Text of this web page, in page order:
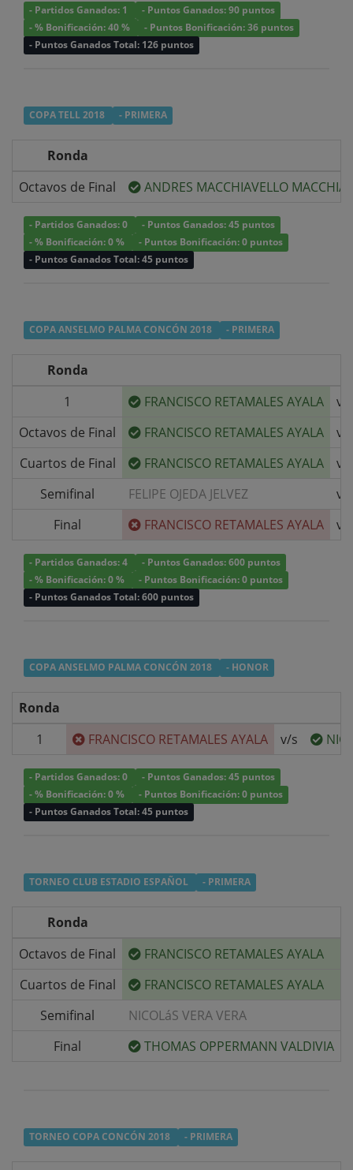
- Partidos Ganados: 1
- Puntos Ganados: 90 puntos
- % Bonificación: 40 %
- Puntos Bonificación: 36 puntos
- Puntos Ganados Total: 126 puntos
COPA TELL 2018 - PRIMERA
Ronda
Octavos de Final
ANDRES MACCHIAVELLO
- Partidos Ganados: 0
- Puntos Ganados: 45 puntos
- % Bonificación: 0 %
- Puntos Bonificación: 0 puntos
- Puntos Ganados Total: 45 puntos
COPA ANSELMO PALMA CONCÓN 2018 - PRIMERA
Ronda
1
FRANCISCO RETAMALES AYALA
v/s
Octavos de Final
FRANCISCO RETAMALES AYALA
v/s
Cuartos de Final
FRANCISCO RETAMALES AYALA
v/s
Semifinal
FELIPE OJEDA JELVEZ
v/s
Final
FRANCISCO RETAMALES AYALA v/s
- Partidos Ganados: 4
- Puntos Ganados: 600 puntos
- % Bonificación: 0 %
- Puntos Bonificación: 0 puntos
- Puntos Ganados Total: 600 puntos
COPA ANSELMO PALMA CONCÓN 2018 - HONOR
Ronda
1
FRANCISCO RETAMALES AYALA v/s
- Partidos Ganados: 0
- Puntos Ganados: 45 puntos
- % Bonificación: 0 %
- Puntos Bonificación: 0 puntos
- Puntos Ganados Total: 45 puntos
TORNEO CLUB ESTADIO ESPAÑOL - PRIMERA
Ronda
Octavos de Final
FRANCISCO RETAMALES AYALA
Cuartos de Final
FRANCISCO RETAMALES AYALA
Semifinal
NICOLáS VERA VERA
Final
THOMAS OPPERMANN VALDIVIA
TORNEO COPA CONCÓN 2018 - PRIMERA